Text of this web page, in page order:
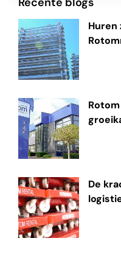
Huren
De